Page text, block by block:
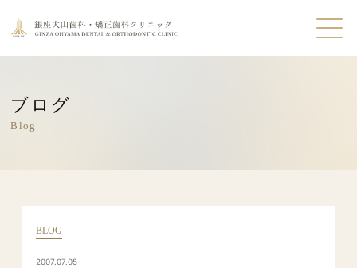
ブログ
Blog
BLOG
2007.07.05